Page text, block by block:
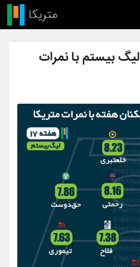
تیم منتخب هفته 17 لیگ بیستم با نمرات